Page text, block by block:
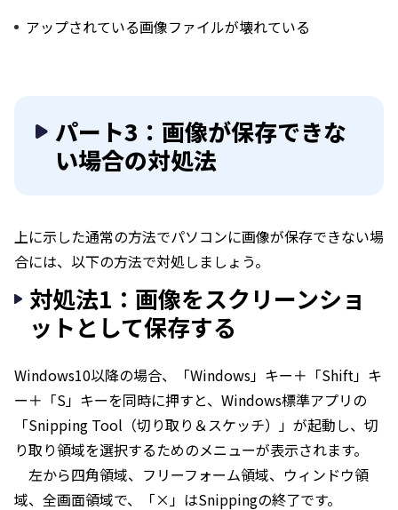
アップされている画像ファイルが壊れている
パート3：画像が保存できな
い場合の対処法
上に示した通常の方法でパソコンに画像が保存できない場
合には、以下の方法で対処しましょう。
対処法1：画像をスクリーンショ
ットとして保存する
Windows10以降の場合、「Windows」キー＋「Shift」キ
ー＋「S」キーを同時に押すと、Windows標準アプリの
「Snipping Tool（切り取り＆スケッチ）」が起動し、切
り取り領域を選択するためのメニューが表示されます。
左から四角領域、フリーフォーム領域、ウィンドウ領
域、全画面領域で、「×」はSnippingの終了です。